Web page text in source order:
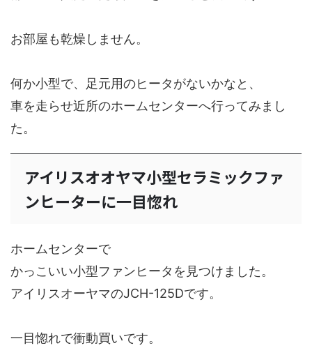
お部屋も乾燥しません。
何か小型で、足元用のヒータがないかなと、
車を走らせ近所のホームセンターへ行ってみまし
た。
アイリスオオヤマ小型セラミックファ
ンヒーターに一目惚れ
ホームセンターで
かっこいい小型ファンヒータを見つけました。
アイリスオーヤマのJCH-125Dです。
一目惚れで衝動買いです。